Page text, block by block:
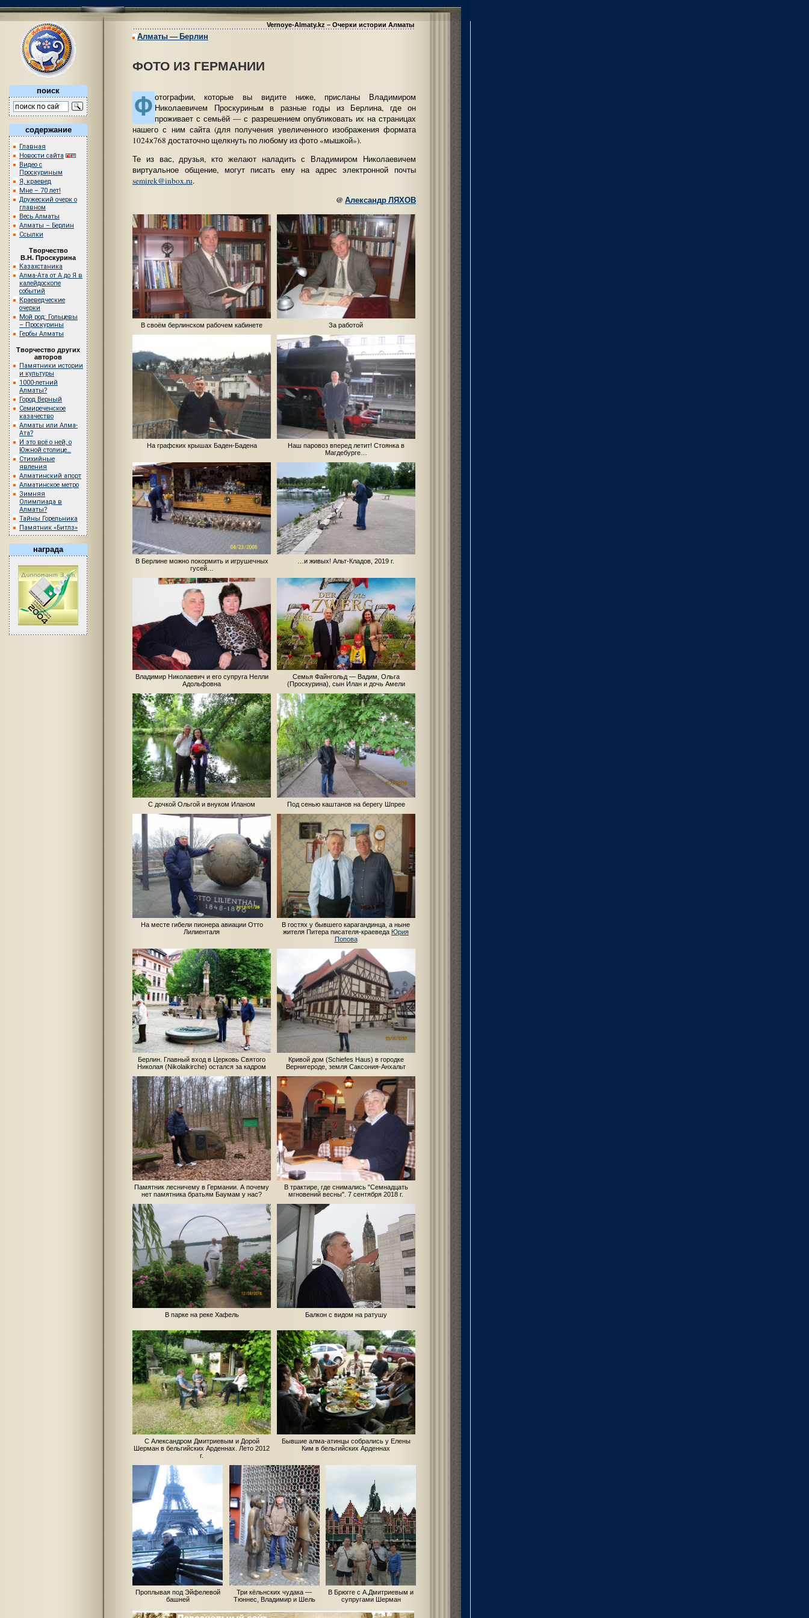
поиск
содержание
Главная
Новости сайта
Видео с
Проскуриным
Я, краевед
Мне – 70 лет!
Дружеский очерк о
главном
Весь Алматы
Алматы – Берлин
Ссылки
Творчество
В.Н. Проскурина
Казахстаника
Алма-Ата от А до Я в
калейдоскопе
событий
Краеведческие
очерки
Мой род: Гольцевы
– Проскурины
Гербы Алматы
Творчество других
авторов
Памятники истории
и культуры
1000-летний
Алматы?
Город Верный
Семиреченское
казачество
Алматы или Алма-
Ата?
И это всё о ней, о
Южной столице…
Стихийные
явления
Алматинский апорт
Алматинское метро
Зимняя
Олимпиада в
Алматы?
Тайны Горельника
Памятник «Битлз»
награда
Vernoye-Almaty.kz – Очерки истории Алматы
Алматы — Берлин
ФОТО ИЗ ГЕРМАНИИ
Ф отографии, которые вы видите ниже, присланы Владимиром
Николаевичем Проскуриным в разные годы из Берлина, где он
проживает с семьёй — с разрешением опубликовать их на страницах
нашего с ним сайта (для получения увеличенного изображения формата
1024х768 достаточно щелкнуть по любому из фото «мышкой»).
Те из вас, друзья, кто желают наладить с Владимиром Николаевичем
виртуальное общение, могут писать ему на адрес электронной почты
semirek@inbox.ru.
@ Александр ЛЯХОВ
В своём берлинском рабочем кабинете За работой
На графских крышах Баден-Бадена
Наш паровоз вперед летит! Стоянка в
Магдебурге…
В Берлине можно покормить и игрушечных
гусей…
…и живых! Альт-Кладов, 2019 г.
Владимир Николаевич и его супруга Нелли
Адольфовна
Семья Файнгольд — Вадим, Ольга
(Проскурина), сын Илан и дочь Амели
С дочкой Ольгой и внуком Иланом Под сенью каштанов на берегу Шпрее
На месте гибели пионера авиации Отто
Лилиенталя
В гостях у бывшего карагандинца, а ныне
жителя Питера писателя-краеведа Юрия
Попова
Берлин. Главный вход в Церковь Святого
Николая (Nikolaikirche) остался за кадром
Кривой дом (Schiefes Haus) в городке
Вернигероде, земля Саксония-Анхальт
Памятник лесничему в Германии. А почему
нет памятника братьям Баумам у нас?
В трактире, где снимались "Семнадцать
мгновений весны". 7 сентября 2018 г.
В парке на реке Хафель Балкон с видом на ратушу
С Александром Дмитриевым и Дорой
Шерман в бельгийских Арденнах. Лето 2012
г.
Бывшие алма-атинцы собрались у Елены
Ким в бельгийских Арденнах
Проплывая под Эйфелевой
башней
Три кёльнских чудака —
Тюннес, Владимир и Шель
В Брюгге с А.Дмитриевым и
супругами Шерман